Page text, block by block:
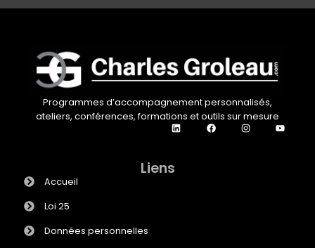
Programmes d’accompagnement personnalisés,
ateliers, conférences, formations et outils sur mesure
Liens
Accueil
Loi 25
Données personnelles